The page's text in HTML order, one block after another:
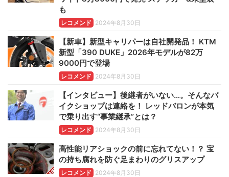
も
レコメンド 2024年8月30日
【新車】新型キャリパーは自社開発品！ KTM
新型「390 DUKE」2026年モデルが82万
9000円で登場
レコメンド 2024年8月30日
【インタビュー】後継者がいない…。そんなバ
イクショップは連絡を！ レッドバロンが本気
で乗り出す“事業継承”とは？
レコメンド 2024年8月30日
高性能リアショックの前に忘れてない！？ 宝
の持ち腐れを防ぐ足まわりのグリスアップ
レコメンド 2024年8月30日